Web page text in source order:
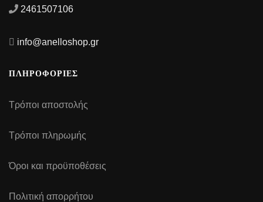
2461507106
info@anelloshop.gr
ΠΛΗΡΟΦΟΡΙΕΣ
Τρόποι αποστολής
Τρόποι πληρωμής
Όροι και προϋποθέσεις
Πολιτική απορρήτου